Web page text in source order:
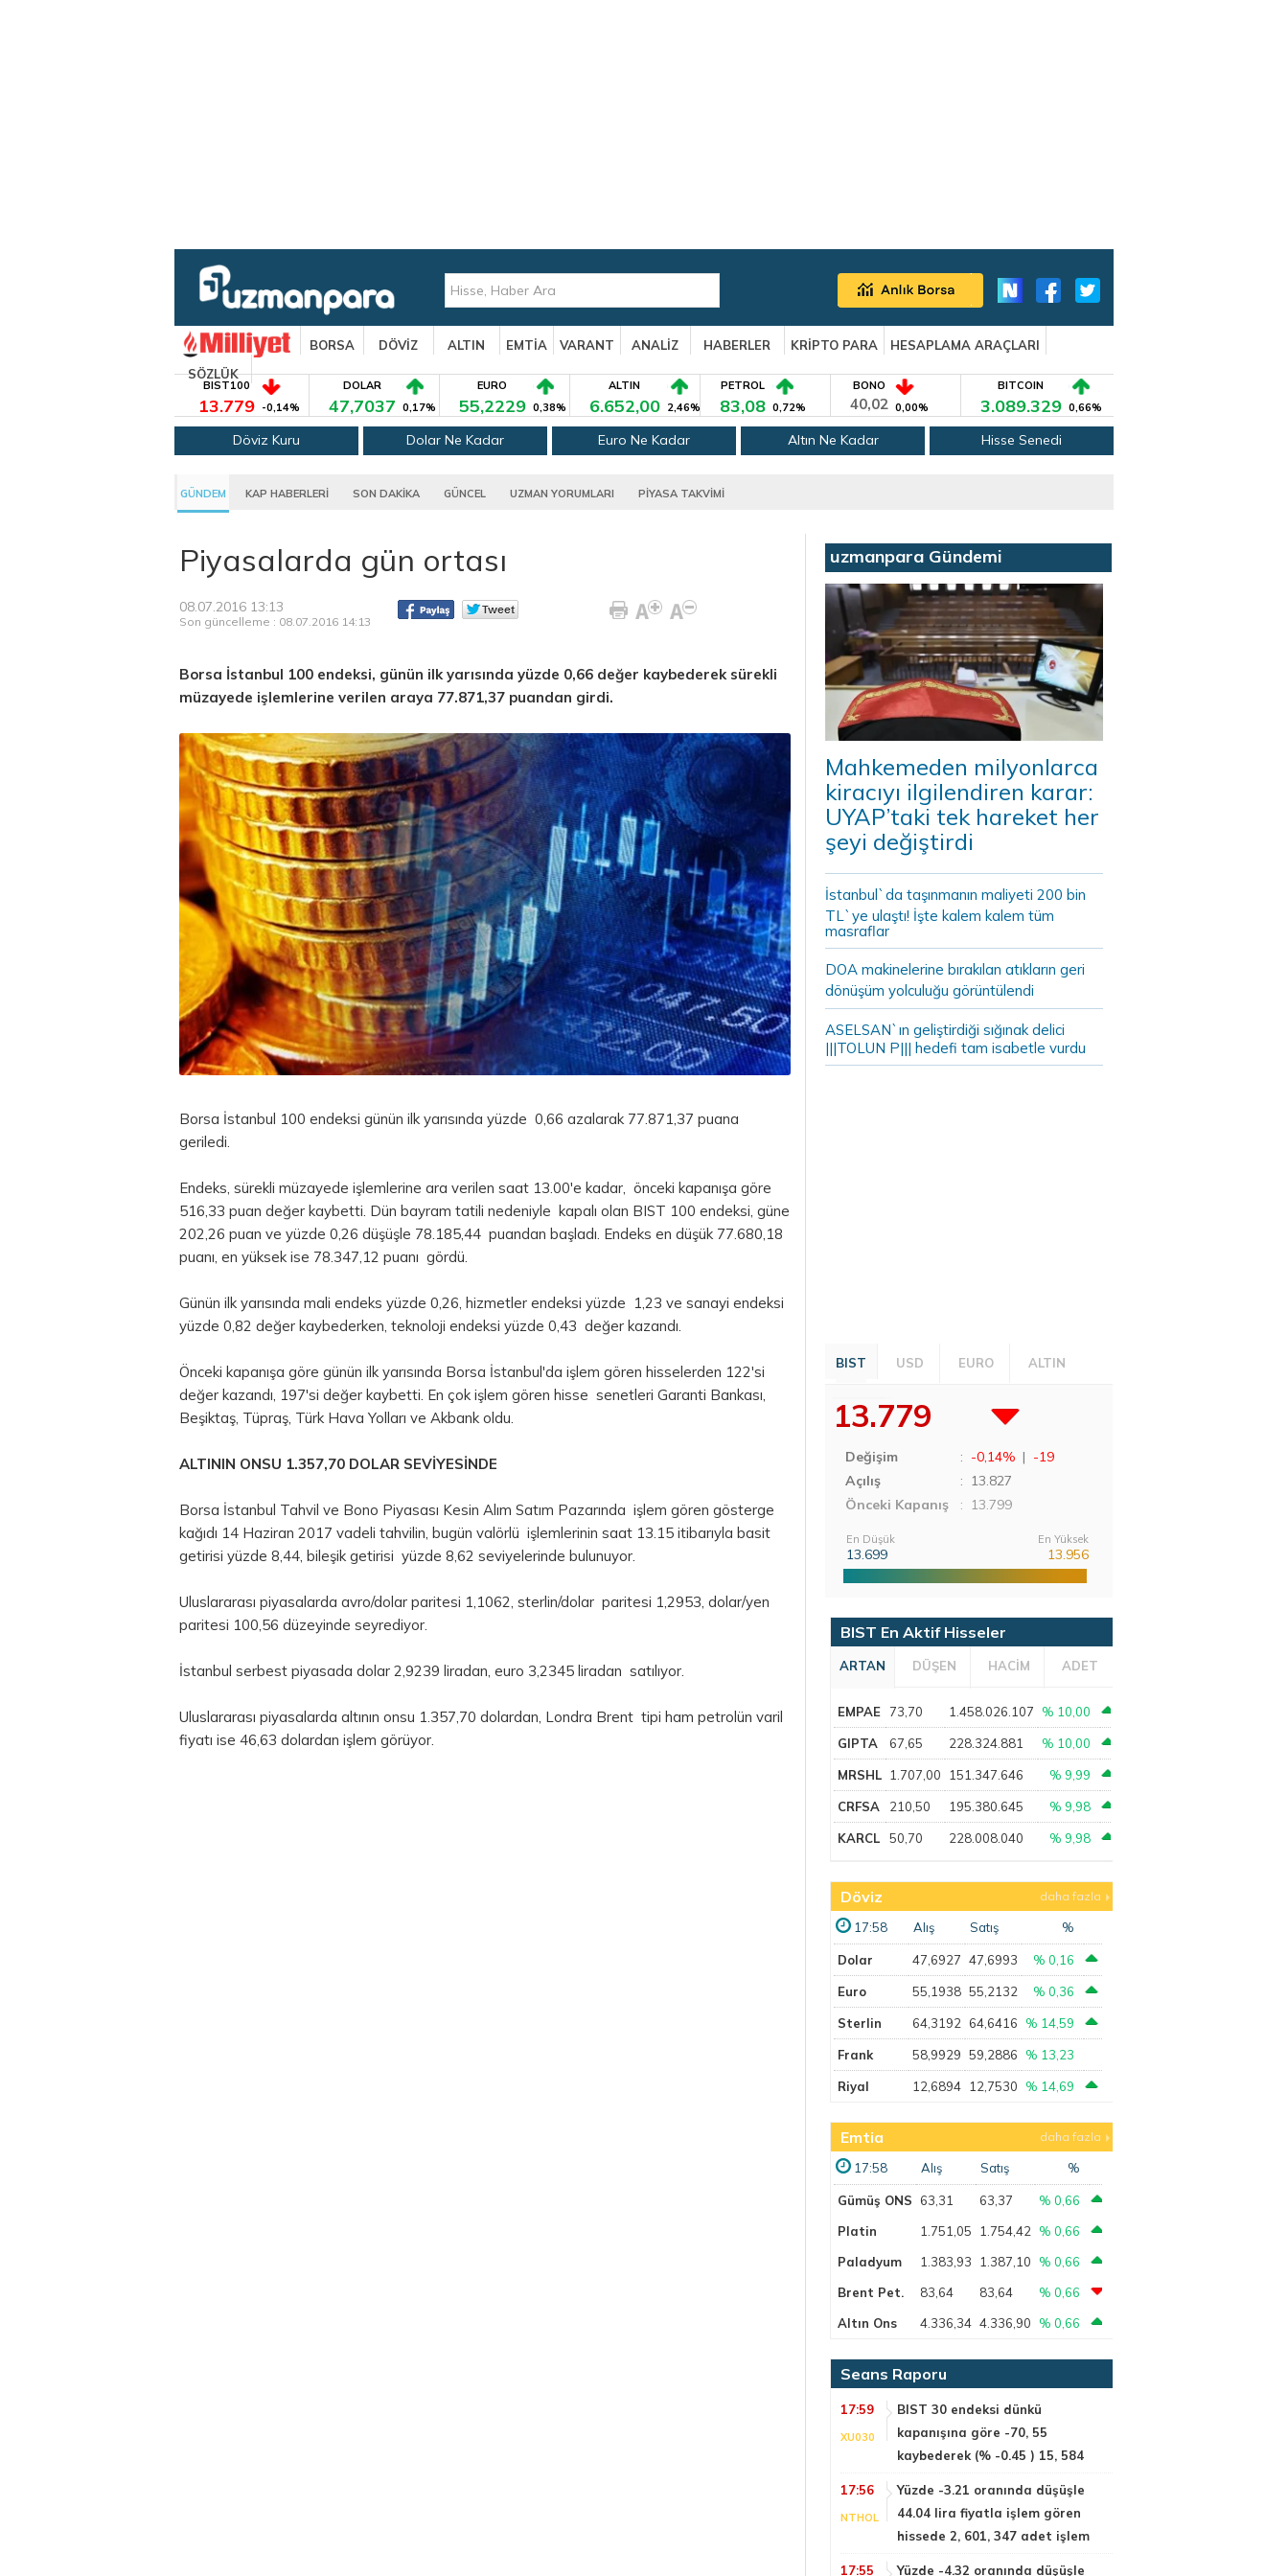
BORSA DÖVİZ ALTIN EMTİA VARANT ANALİZ HABERLER KRİPTO PARA
HESAPLAMA ARAÇLARI
SÖZLÜK
BIST100
13.779 -0,14%
DOLAR
47,7037 0,17%
EURO
55,2229 0,38%
ALTIN
6.652,00 2,46%
PETROL
83,08 0,72%
BONO
40,02 0,00%
BITCOIN
3.089.329 0,66%
Döviz Kuru Dolar Ne Kadar Euro Ne Kadar Altın Ne Kadar Hisse Senedi
GÜNDEM KAP HABERLERİ SON DAKİKA GÜNCEL UZMAN YORUMLARI PİYASA TAKVİMİ
Piyasalarda gün ortası
08.07.2016 13:13
Son güncelleme : 08.07.2016 14:13
Borsa İstanbul 100 endeksi, günün ilk yarısında yüzde 0,66 değer kaybederek sürekli
müzayede işlemlerine verilen araya 77.871,37 puandan girdi.
Borsa İstanbul 100 endeksi günün ilk yarısında yüzde 0,66 azalarak 77.871,37 puana
geriledi.
Endeks, sürekli müzayede işlemlerine ara verilen saat 13.00'e kadar, önceki kapanışa göre
516,33 puan değer kaybetti. Dün bayram tatili nedeniyle kapalı olan BIST 100 endeksi, güne
202,26 puan ve yüzde 0,26 düşüşle 78.185,44 puandan başladı. Endeks en düşük 77.680,18
puanı, en yüksek ise 78.347,12 puanı gördü.
Günün ilk yarısında mali endeks yüzde 0,26, hizmetler endeksi yüzde 1,23 ve sanayi endeksi
yüzde 0,82 değer kaybederken, teknoloji endeksi yüzde 0,43 değer kazandı.
Önceki kapanışa göre günün ilk yarısında Borsa İstanbul'da işlem gören hisselerden 122'si
değer kazandı, 197'si değer kaybetti. En çok işlem gören hisse senetleri Garanti Bankası,
Beşiktaş, Tüpraş, Türk Hava Yolları ve Akbank oldu.
ALTININ ONSU 1.357,70 DOLAR SEVİYESİNDE
Borsa İstanbul Tahvil ve Bono Piyasası Kesin Alım Satım Pazarında işlem gören gösterge
kağıdı 14 Haziran 2017 vadeli tahvilin, bugün valörlü işlemlerinin saat 13.15 itibarıyla basit
getirisi yüzde 8,44, bileşik getirisi yüzde 8,62 seviyelerinde bulunuyor.
Uluslararası piyasalarda avro/dolar paritesi 1,1062, sterlin/dolar paritesi 1,2953, dolar/yen
paritesi 100,56 düzeyinde seyrediyor.
İstanbul serbest piyasada dolar 2,9239 liradan, euro 3,2345 liradan satılıyor.
Uluslararası piyasalarda altının onsu 1.357,70 dolardan, Londra Brent tipi ham petrolün varil
fiyatı ise 46,63 dolardan işlem görüyor.
uzmanpara Gündemi
Mahkemeden milyonlarca
kiracıyı ilgilendiren karar:
UYAP’taki tek hareket her
şeyi değiştirdi
İstanbul`da taşınmanın maliyeti 200 bin
TL`ye ulaştı! İşte kalem kalem tüm
masraflar
DOA makinelerine bırakılan atıkların geri
dönüşüm yolculuğu görüntülendi
ASELSAN`ın geliştirdiği sığınak delici
|||TOLUN P||| hedefi tam isabetle vurdu
BIST USD EURO ALTIN
13.779
Değişim : -0,14% | -19
Açılış
: 13.827
Önceki Kapanış
: 13.799
En Düşük
13.699
En Yüksek
13.956
BIST En Aktif Hisseler
ARTAN DÜŞEN HACİM ADET
EMPAE 73,70 1.458.026.107 % 10,00
GIPTA 67,65 228.324.881 % 10,00
MRSHL 1.707,00 151.347.646 % 9,99
CRFSA 210,50 195.380.645 % 9,98
KARCL 50,70 228.008.040 % 9,98
Döviz daha fazla
17:58 Alış Satış %
Dolar 47,6927 47,6993 % 0,16
Euro 55,1938 55,2132 % 0,36
Sterlin 64,3192 64,6416 % 14,59
Frank 58,9929 59,2886 % 13,23
Riyal 12,6894 12,7530 % 14,69
Emtia daha fazla
17:58 Alış Satış %
Gümüş ONS 63,31 63,37
% 0,66
Platin
1.751,05 1.754,42
% 0,66
Paladyum
1.383,93 1.387,10
% 0,66
Brent Pet.
83,64 83,64
% 0,66
Altın Ons
4.336,34 4.336,90 % 0,66
Seans Raporu
17:59
XU030
BIST 30 endeksi dünkü
kapanışına göre -70, 55
kaybederek (% -0.45 ) 15, 584
17:56
NTHOL
Yüzde -3.21 oranında düşüşle
44.04 lira fiyatla işlem gören
hissede 2, 601, 347 adet işlem
17:55
Yüzde -4.32 oranında düşüşle